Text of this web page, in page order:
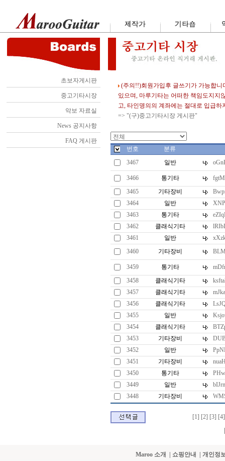
초보자게시판
중고기타시장
악보 자료실
News 공지사항
FAQ 게시판
(주의!!)회원가입후 글쓰기가 가능합
있으며, 마루기타는 어떠한 책임도지지
고, 타인명의의 계좌에는 절대로 입급
=> "(구)중고기타시장 게시판"
번호
분류
3467
일반
3466 통기타
3465
기타장비
3464
일반
3463
통기타
3462
클래식기타
3461
일반
3460
기타장비
3459 통기타
3458
클래식기타
3457
클래식기타
3456
클래식기타
3455
일반
3454
클래식기타
3453
기타장비
3452
일반
3451
기타장비
3450
통기타
3449
일반
3448
기타장비
[1] [2] [3] [4]
Maroo 소개 쇼핑안내 |개인정